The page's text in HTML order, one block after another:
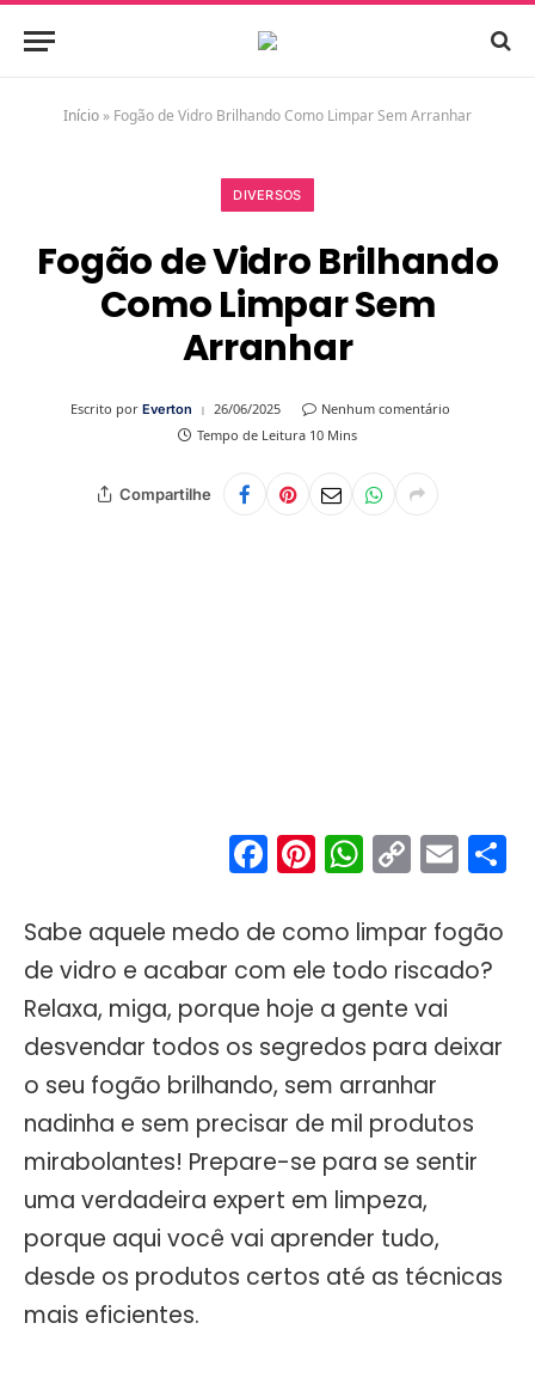
Início » Fogão de Vidro Brilhando Como Limpar Sem Arranhar
DIVERSOS
Fogão de Vidro Brilhando
Como Limpar Sem
Arranhar
Escrito por Everton 26/06/2025
Nenhum comentário
Tempo de Leitura 10 Mins
Compartilhe
Facebook
Pinterest
Copy
Link
Sabe aquele medo de como limpar fogão
de vidro e acabar com ele todo riscado?
Relaxa, miga, porque hoje a gente vai
desvendar todos os segredos para deixar
o seu fogão brilhando, sem arranhar
nadinha e sem precisar de mil produtos
mirabolantes! Prepare-se para se sentir
uma verdadeira expert em limpeza,
porque aqui você vai aprender tudo,
desde os produtos certos até as técnicas
mais eficientes.